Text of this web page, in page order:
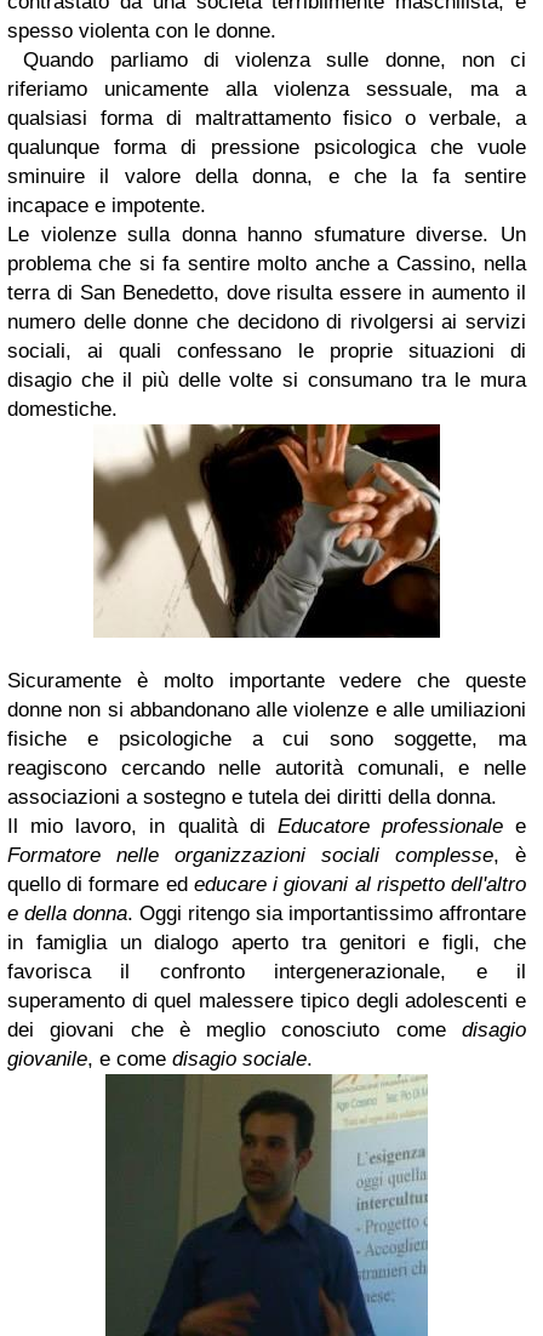
spesso violenta con le donne.
Quando parliamo di violenza sulle donne, non ci
riferiamo unicamente alla violenza sessuale, ma a
qualsiasi forma di maltrattamento fisico o verbale, a
qualunque forma di pressione psicologica che vuole
sminuire il valore della donna, e che la fa sentire
incapace e impotente.
Le violenze sulla donna hanno sfumature diverse. Un
problema che si fa sentire molto anche a Cassino, nella
terra di San Benedetto, dove risulta essere in aumento il
numero delle donne che decidono di rivolgersi ai servizi
sociali, ai quali confessano le proprie situazioni di
disagio che il più delle volte si consumano tra le mura
domestiche.
Sicuramente è molto importante vedere che queste
donne non si abbandonano alle violenze e alle umiliazioni
fisiche e psicologiche a cui sono soggette, ma
reagiscono cercando nelle autorità comunali, e nelle
associazioni a sostegno e tutela dei diritti della donna.
Il mio lavoro, in qualità di Educatore professionalee
Formatore nelle organizzazioni sociali complesse, è
quello di formare ed educare i giovani al rispetto dell'altro
e della donna. Oggi ritengo sia importantissimo affrontare
in famiglia un dialogo aperto tra genitori e figli, che
favorisca il confronto intergenerazionale, e il
superamento di quel malessere tipico degli adolescenti e
dei giovani che è meglio conosciuto come disagio
giovanile, e come disagio sociale.